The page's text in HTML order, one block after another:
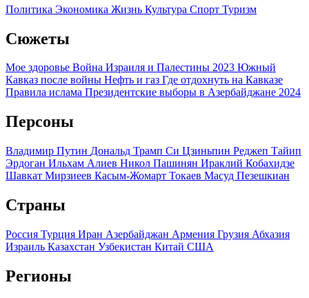
Политика Экономика Жизнь Культура Спорт Туризм
Сюжеты
Мое здоровье Война Израиля и Палестины 2023 Южный
Кавказ после войны Нефть и газ Где отдохнуть на Кавказе
Правила ислама Президентские выборы в Азербайджане 2024
Персоны
Владимир Путин Дональд Трамп Си Цзиньпин Реджеп Тайип
Эрдоган Ильхам Алиев Никол Пашинян Ираклий Кобахидзе
Шавкат Мирзиеев Касым-Жомарт Токаев Масуд Пезешкиан
Страны
Россия Турция Иран Азербайджан Армения Грузия Абхазия
Израиль Казахстан Узбекистан Китай США
Регионы